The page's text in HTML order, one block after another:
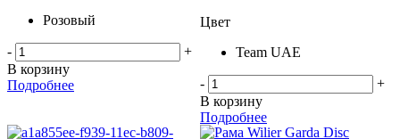
Розовый
-
+
В корзину
Подробнее
Цвет
Team UAE
-
+
В корзину
Подробнее